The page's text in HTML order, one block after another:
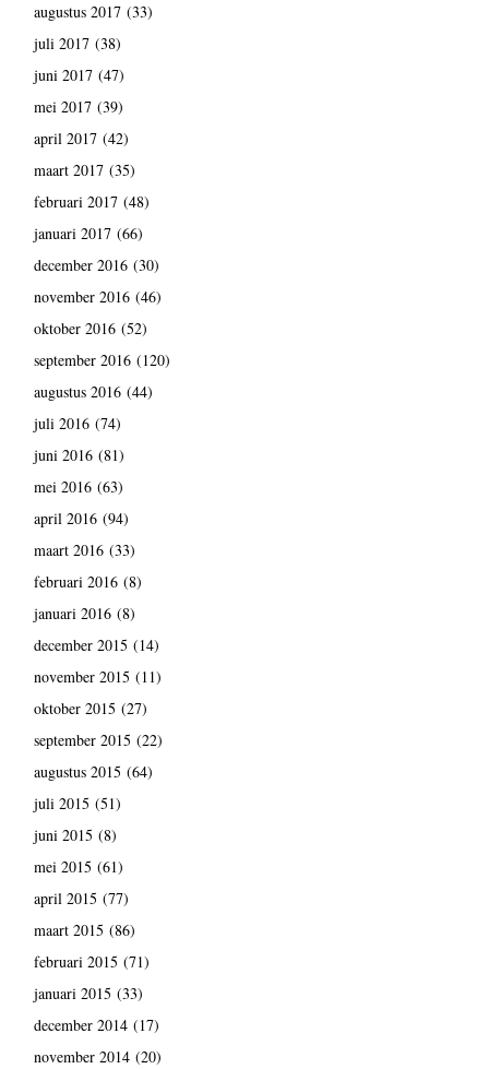
augustus 2017(33)
juli 2017(38)
juni 2017(47)
mei 2017(39)
april 2017(42)
maart 2017(35)
februari 2017(48)
januari 2017(66)
december 2016(30)
november 2016(46)
oktober 2016(52)
september 2016(120)
augustus 2016(44)
juli 2016(74)
juni 2016(81)
mei 2016(63)
april 2016(94)
maart 2016(33)
februari 2016(8)
januari 2016(8)
december 2015 (14)
november 2015 (11)
oktober 2015 (27)
september 2015 (22)
augustus 2015 (64)
juli 2015 (51)
juni 2015 (8)
mei 2015 (61)
april 2015 (77)
maart 2015 (86)
februari 2015 (71)
januari 2015 (33)
december 2014(17)
november 2014(20)